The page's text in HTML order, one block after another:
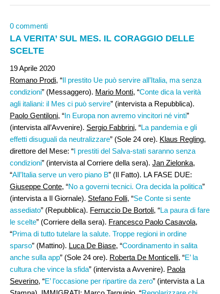
0 commenti
LA VERITA’ SUL MES. IL CORAGGIO DELLE
SCELTE
19 Aprile 2020
Romano Prodi, “Il prestito Ue può servire all’Italia, ma senza
condizioni” (Messaggero). Mario Monti, “Conte dica la verità
agli italiani: il Mes ci può servire” (intervista a Repubblica).
Paolo Gentiloni, “In Europa non avremo vincitori né vinti”
(intervista all’Avvenire). Sergio Fabbrini, “La pandemia e gli
effetti disuguali da neutralizzare” (Sole 24 ore). Klaus Regling,
direttore del Mese: “I prestiti del Salva-stati saranno senza
condizioni” (intervista al Corriere della sera). Jan Zielonka,
“All’Italia serve un vero piano B” (Il Fatto). LA FASE DUE:
Giuseppe Conte, “No a governi tecnici. Ora decida la politica”
(intervista a Il Giornale). Stefano Folli, “Se Conte si sente
assediato” (Repubblica). Ferruccio De Bortoli, “La paura di fare
le scelte” (Corriere della sera). Francesco Paolo Casavola,
“Prima di tutto tutelare la salute. Troppe regioni in ordine
sparso” (Mattino). Luca De Biase, “Coordinamento in salita
anche sulla app” (Sole 24 ore). Roberta De Monticelli, “E’ la
cultura che vince la sfida” (intervista a Avvenire). Paola
Severino, “E’ l’occasione per ripartire da zero” (intervista a La